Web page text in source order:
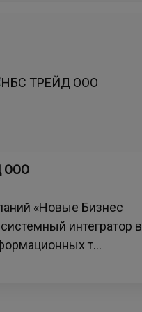
ООО
«Новые Бизнес
интегратор в
т...